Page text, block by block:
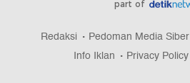
part of
Redaksi Pedoman Media Siber
Info Iklan
Privacy Policy